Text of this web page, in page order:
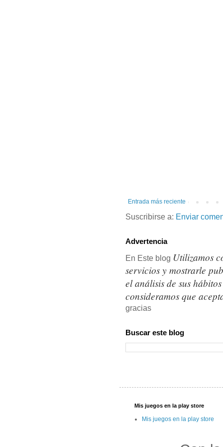
Entrada más reciente
Suscribirse a: Enviar
Advertencia
En Este blog Utilizamos
servicios y mostrarle
el análisis de sus
consideramos que
gracias
Buscar este blog
Mis juegos en la play store
Mis juegos en la play store